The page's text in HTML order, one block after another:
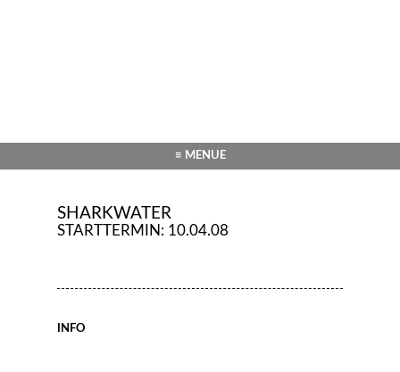
≡ MENUE
SHARKWATER
STARTTERMIN: 10.04.08
INFO